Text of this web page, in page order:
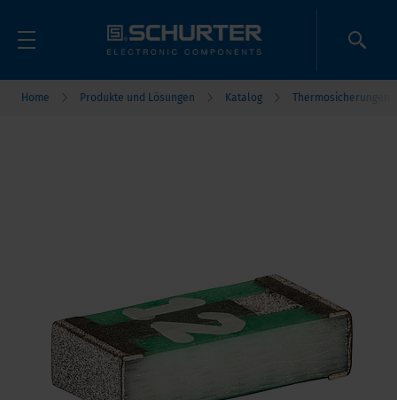
Home Produkte und Lösungen Katalog Thermosicherungen